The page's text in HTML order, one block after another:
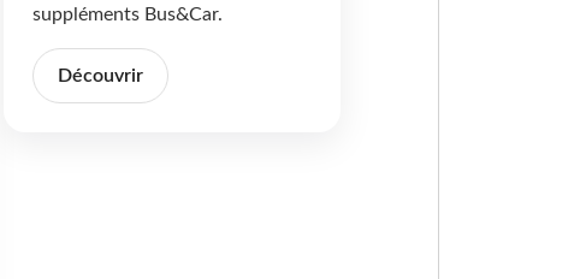
suppléments Bus&Car.
Découvrir